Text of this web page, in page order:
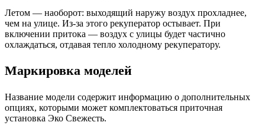
Летом — наоборот: выходящий наружу воздух прохладнее,
чем на улице. Из-за этого рекуператор остывает. При
включении притока — воздух с улицы будет частично
охлаждаться, отдавая тепло холодному рекуператору.
Маркировка моделей
Название модели содержит информацию о дополнительных
опциях, которыми может комплектоваться приточная
установка Эко Свежесть.